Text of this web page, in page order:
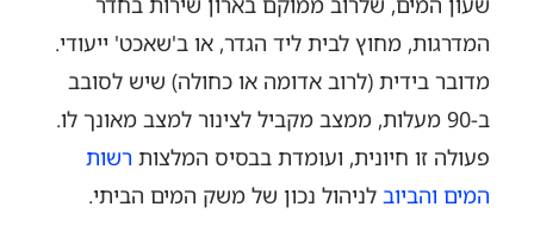
המדרגות, מחוץ לבית ליד הגדר, או ב'שאכט' ייעודי.
מדובר בידית (לרוב אדומה או כחולה) שיש לסובב
ב-90 מעלות, ממצב מקביל לצינור למצב מאונך לו.
פעולה זו חיונית, ועומדת בבסיס המלצות רשות
המים והביובלניהול נכון של משק המים הביתי.